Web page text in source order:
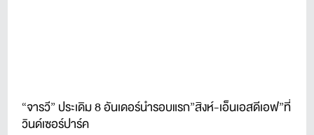
“จารวี” ประเดิม 8 อันเดอร์นำรอบแรก”สิงห์-เอ็นเอสดีเอฟ”ที่
วินด์เซอร์ปาร์ค